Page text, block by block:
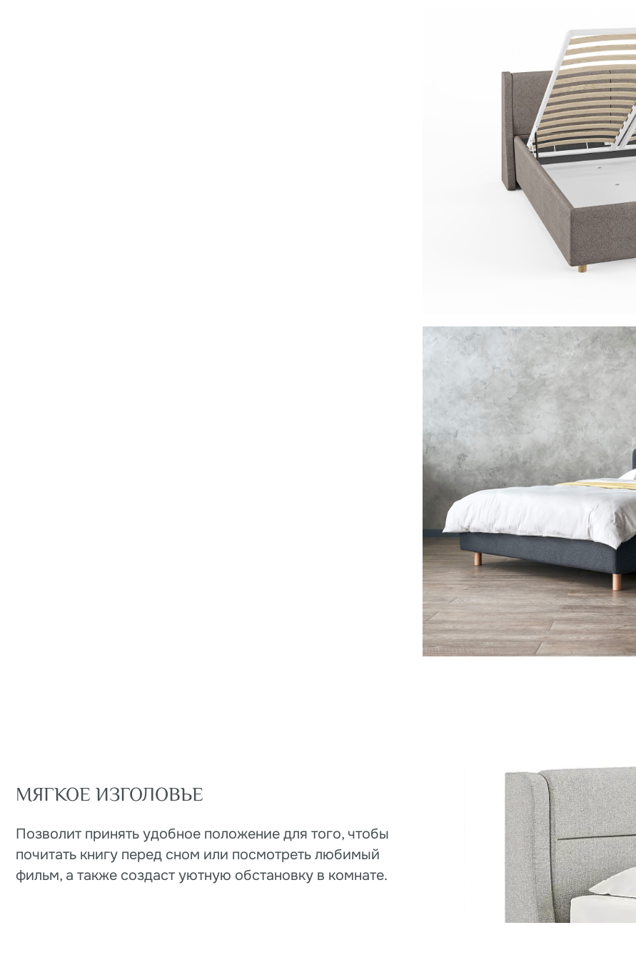
Возможна установка подъемного механизма
бельевым ящиком. Дно бельевого ящика легко
обеспечения уборки под кроватью.